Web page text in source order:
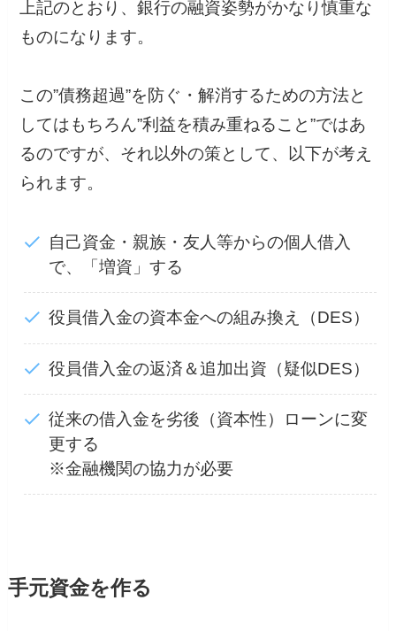
上記のとおり、銀行の融資姿勢がかなり慎重な
ものになります。
この”債務超過”を防ぐ・解消するための方法と
してはもちろん”利益を積み重ねること”ではあ
るのですが、それ以外の策として、以下が考え
られます。
自己資金・親族・友人等からの個人借入
で、「増資」する
役員借入金の資本金への組み換え（DES）
役員借入金の返済＆追加出資（疑似DES）
従来の借入金を劣後（資本性）ローンに変
更する
※金融機関の協力が必要
手元資金を作る